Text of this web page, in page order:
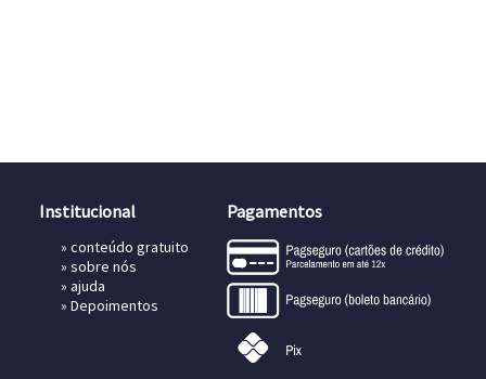
Institucional
» conteúdo gratuito
» sobre nós
» ajuda
» Depoimentos
Pagamentos